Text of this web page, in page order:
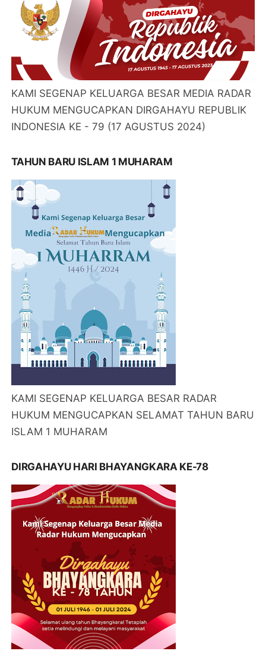
KAMI SEGENAP KELUARGA BESAR MEDIA RADAR
HUKUM MENGUCAPKAN DIRGAHAYU REPUBLIK
INDONESIA KE - 79 (17 AGUSTUS 2024)
TAHUN BARU ISLAM 1 MUHARAM
KAMI SEGENAP KELUARGA BESAR RADAR
HUKUM MENGUCAPKAN SELAMAT TAHUN BARU
ISLAM 1 MUHARAM
DIRGAHAYU HARI BHAYANGKARA KE-78